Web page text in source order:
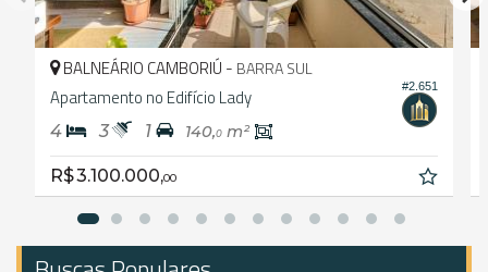
#2.651
BALNEÁRIO CAMBORIÚ - BARRA SUL
Apartamento no Edifício Lady
4 3 1 140,0 m²
R$ 3.100.000,00